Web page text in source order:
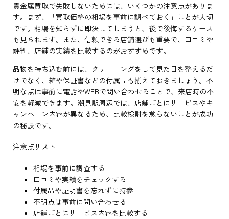
貴金属買取で失敗しないためには、いくつかの注意点がありま
す。まず、「買取価格の相場を事前に調べておく」ことが大切
です。相場を知らずに即決してしまうと、後で後悔するケース
も見られます。また、信頼できる店舗選びも重要で、口コミや
評判、店舗の実績を比較するのがおすすめです。
品物を持ち込む前には、クリーニングをして見た目を整えるだ
けでなく、箱や保証書などの付属品も揃えておきましょう。不
明な点は事前に電話やWEBで問い合わせることで、来店時の不
安を軽減できます。潮見駅周辺では、店舗ごとにサービスやキ
ャンペーン内容が異なるため、比較検討を怠らないことが成功
の秘訣です。
注意点リスト
相場を事前に調査する
口コミや実績をチェックする
付属品や証明書を忘れずに持参
不明点は事前に問い合わせる
店舗ごとにサービス内容を比較する